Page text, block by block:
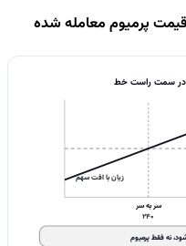
پرمیوم معامله شده
در سمت راست خط
سر به سر
240
زیان با افت سهم
نه فقط پرمیوم